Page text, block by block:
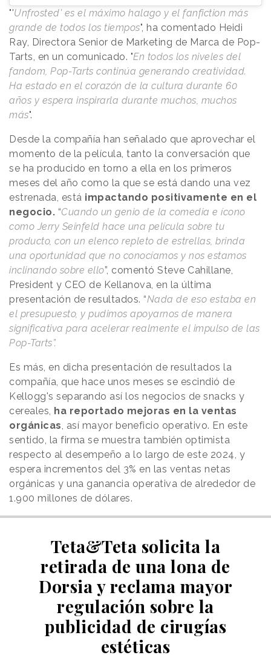
"'Unfrosted' es el máximo halago y el fanfiction más
grande de todos los tiempos", ha comentado Heidi
Ray, Directora Senior de Marketing de Marca de Pop-
Tarts, en un comunicado. "En todos los niveles del
fandom, Pop-Tarts continúa generando creatividad.
Ha estado en el corazón de la cultura durante 60
años y espera inspirarla durante muchos, muchos
más".
Desde la compañía han señalado que aprovechar el
momento de la película, tanto la conversación que
se ha producido en torno a ella en los primeros
meses del año como la que se está dando una vez
estrenada, está impactando positivamente en el
negocio. “Cuando un genio de la comedia e ícono
como Jerry Seinfeld hace una película sobre tu
producto, con un elenco repleto de estrellas, brinda
una oportunidad que no conocíamos y nos estamos
inclinando sobre ello”, comentó Steve Cahillane,
President y CEO de Kellanova, en la última
presentación de resultados. “Nada de eso estaba en
el presupuesto, y pudimos apoyarnos de manera
significativa para acelerar realmente el impulso de las
Pop-Tarts”.
Es más, en dicha presentación de resultados la
compañía, que hace unos meses se escindió de
Kellogg's separando así los negocios de snacks y
cereales, ha reportado mejoras en la ventas
orgánicas, así mayor beneficio operativo. En este
sentido, la firma se muestra también optimista
respecto al desempeño a lo largo de este 2024, y
espera incrementos del 3% en las ventas netas
orgánicas y una ganancia operativa de alrededor de
1.900 millones de dólares.
Teta&Teta solicita la
retirada de una lona de
Dorsia y reclama mayor
regulación sobre la
publicidad de cirugías
estéticas